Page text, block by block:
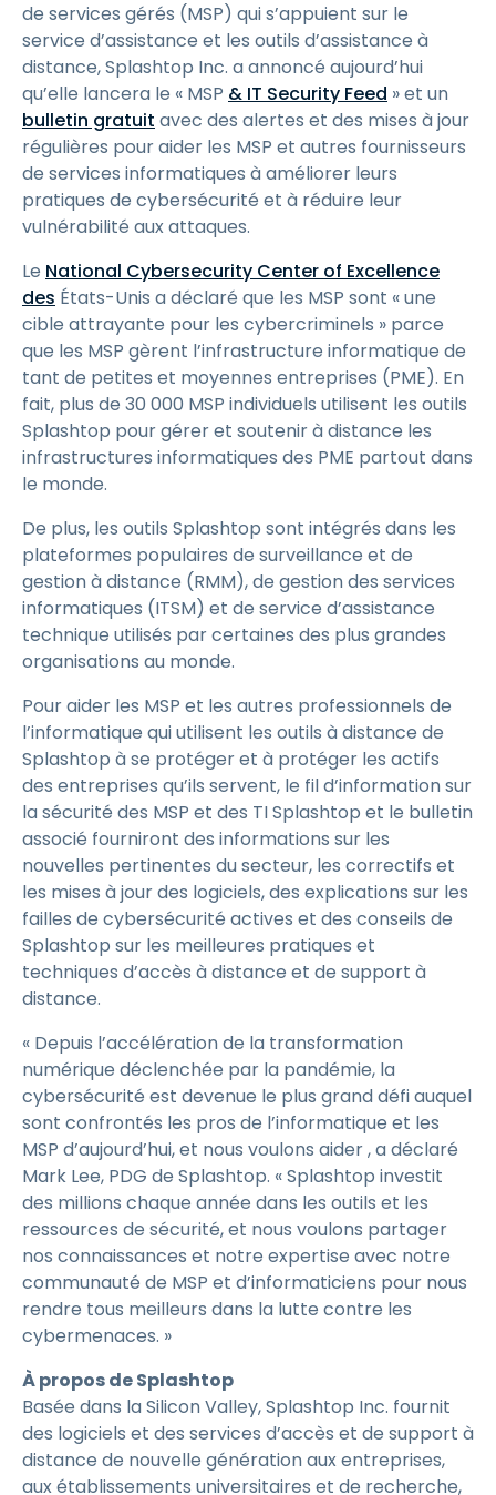
de services gérés (MSP) qui s’appuient sur le
service d’assistance et les outils d’assistance à
distance, Splashtop Inc. a annoncé aujourd’hui
qu’elle lancera le « MSP & IT Security Feed » et un
bulletin gratuit avec des alertes et des mises à jour
régulières pour aider les MSP et autres fournisseurs
de services informatiques à améliorer leurs
pratiques de cybersécurité et à réduire leur
vulnérabilité aux attaques.
Le National Cybersecurity Center of Excellence
des États-Unis a déclaré que les MSP sont « une
cible attrayante pour les cybercriminels » parce
que les MSP gèrent l’infrastructure informatique de
tant de petites et moyennes entreprises (PME). En
fait, plus de 30 000 MSP individuels utilisent les outils
Splashtop pour gérer et soutenir à distance les
infrastructures informatiques des PME partout dans
le monde.
De plus, les outils Splashtop sont intégrés dans les
plateformes populaires de surveillance et de
gestion à distance (RMM), de gestion des services
informatiques (ITSM) et de service d’assistance
technique utilisés par certaines des plus grandes
organisations au monde.
Pour aider les MSP et les autres professionnels de
l’informatique qui utilisent les outils à distance de
Splashtop à se protéger et à protéger les actifs
des entreprises qu’ils servent, le fil d’information sur
la sécurité des MSP et des TI Splashtop et le bulletin
associé fourniront des informations sur les
nouvelles pertinentes du secteur, les correctifs et
les mises à jour des logiciels, des explications sur les
failles de cybersécurité actives et des conseils de
Splashtop sur les meilleures pratiques et
techniques d’accès à distance et de support à
distance.
« Depuis l’accélération de la transformation
numérique déclenchée par la pandémie, la
cybersécurité est devenue le plus grand défi auquel
sont confrontés les pros de l’informatique et les
MSP d’aujourd’hui, et nous voulons aider , a déclaré
Mark Lee, PDG de Splashtop. « Splashtop investit
des millions chaque année dans les outils et les
ressources de sécurité, et nous voulons partager
nos connaissances et notre expertise avec notre
communauté de MSP et d’informaticiens pour nous
rendre tous meilleurs dans la lutte contre les
cybermenaces. »
À propos de Splashtop
Basée dans la Silicon Valley, Splashtop Inc. fournit
des logiciels et des services d’accès et de support à
distance de nouvelle génération aux entreprises,
aux établissements universitaires et de recherche,